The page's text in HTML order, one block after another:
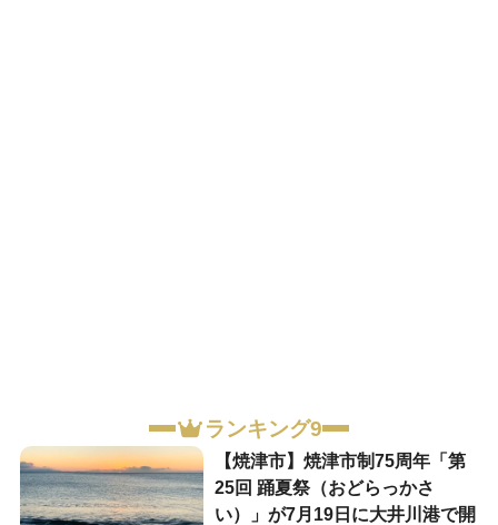
ランキング9
【焼津市】焼津市制75周年「第
25回 踊夏祭（おどらっかさ
い）」が7月19日に大井川港で開